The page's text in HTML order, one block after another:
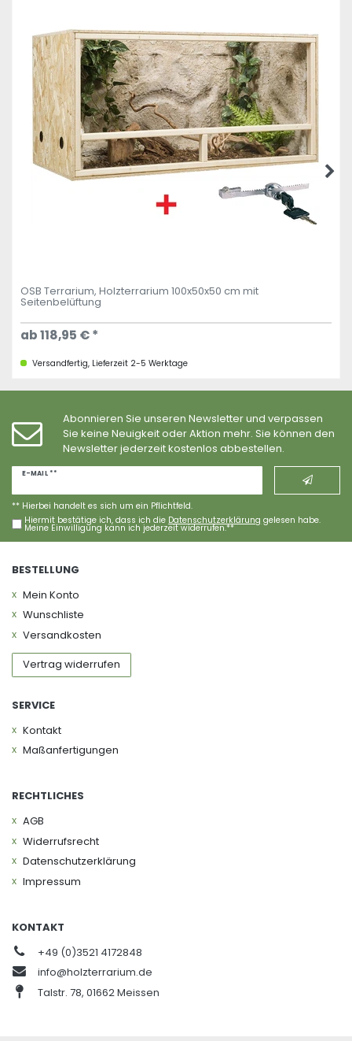
OSB Terrarium, Holzterrarium 100x50x50 cm mit
Seitenbelüftung
ab 118,95 € *
Versandfertig, Lieferzeit 2-5 Werktage
Abonnieren Sie unseren Newsletter und verpassen
Sie keine Neuigkeit oder Aktion mehr. Sie können den
Newsletter jederzeit kostenlos abbestellen.
E-MAIL **
Newsletter
Hiermit bestätige ich, dass ich die Daten­schutz­erklärung gelesen habe.
Meine Einwilligung kann ich jederzeit widerrufen.**
** Hierbei handelt es sich um ein Pflichtfeld.
BESTELLUNG
Mein Konto
Wunschliste
Versandkosten
Vertrag widerrufen
SERVICE
Kontakt
Maßanfertigungen
RECHTLICHES
AGB
Widerrufs­recht
Daten­schutz­erklärung
Impressum
KONTAKT
+49 (0)3521 4172848
info@holzterrarium.de
Talstr. 78, 01662 Meissen